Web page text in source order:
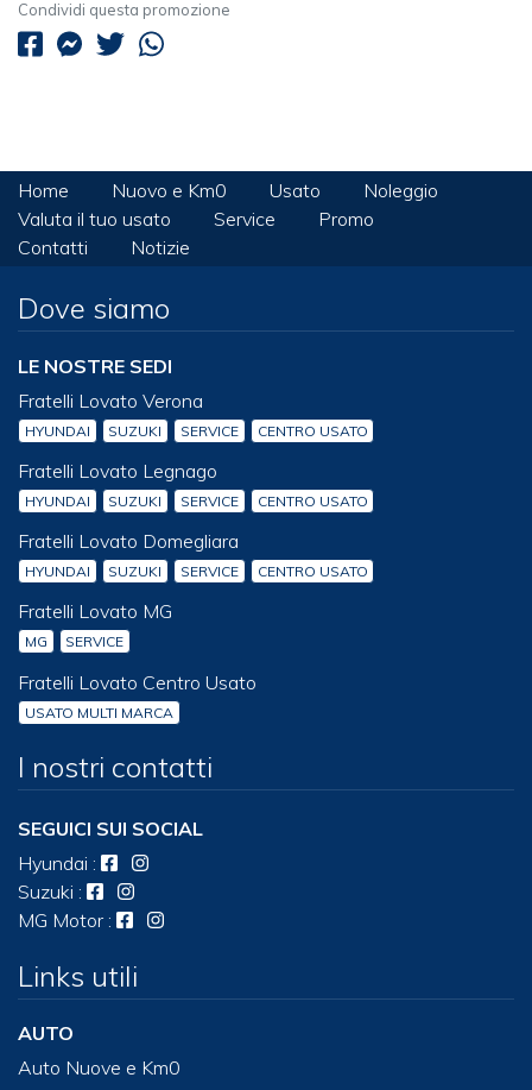
Condividi questa promozione
Home Nuovo e Km0 Usato
Noleggio
Valuta il tuo usato
Service
Promo
Contatti
Notizie
Dove siamo
LE NOSTRE SEDI
Fratelli Lovato Verona
HYUNDAI SUZUKI SERVICE CENTRO USATO
Fratelli Lovato Legnago
HYUNDAI SUZUKI SERVICE CENTRO USATO
Fratelli Lovato Domegliara
HYUNDAI SUZUKI SERVICE CENTRO USATO
Fratelli Lovato MG
MG SERVICE
Fratelli Lovato Centro Usato
USATO MULTI MARCA
I nostri contatti
SEGUICI SUI SOCIAL
Hyundai :
Suzuki :
MG Motor :
Links utili
AUTO
Auto Nuove e Km0